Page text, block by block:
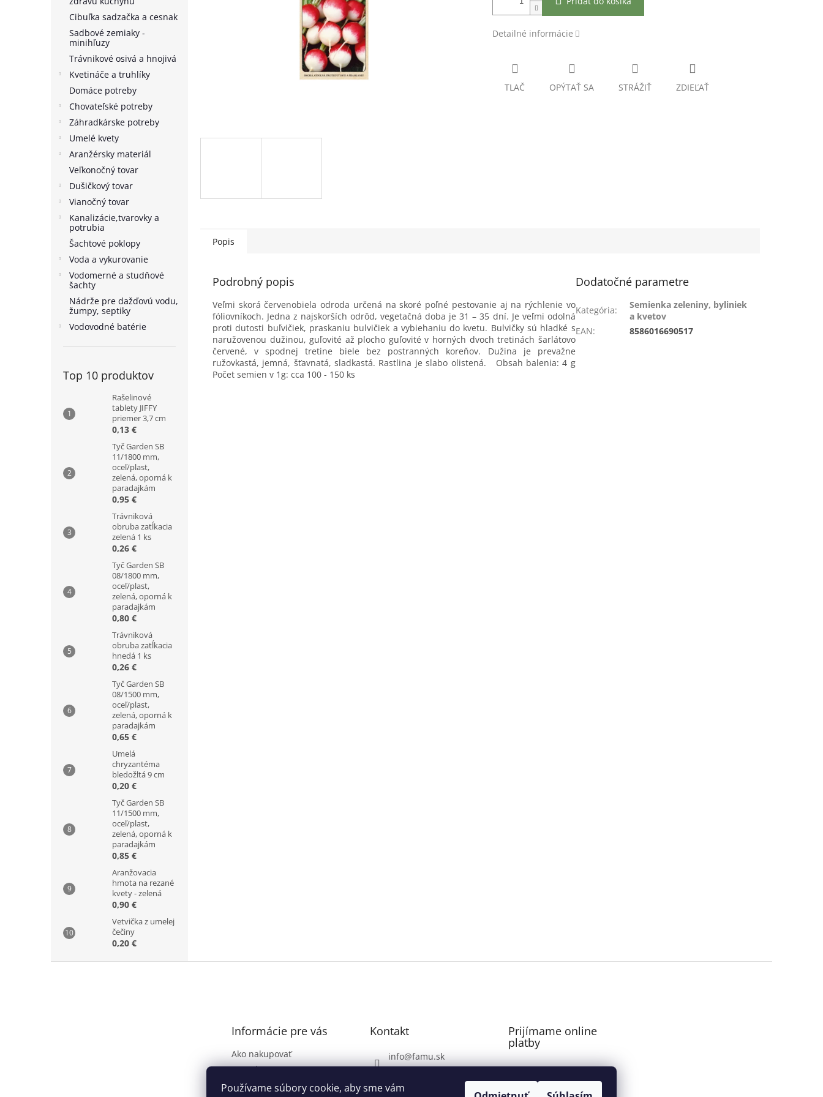
Používame súbory cookie, aby sme vám
Cibuľka sadzačka a cesnak
Sadbové zemiaky -
minihľuzy
Trávnikové osivá a hnojivá
Kvetináče a truhlíky
Domáce potreby
Chovateľské potreby
Záhradkárske potreby
Umelé kvety
Aranžérsky materiál
Veľkonočný tovar
Dušičkový tovar
Vianočný tovar
Kanalizácie,tvarovky a
potrubia
Šachtové poklopy
Voda a vykurovanie
Vodomerné a studňové
šachty
Nádrže pre dažďovú vodu,
žumpy, septiky
Vodovodné batérie
Top 10 produktov
Rašelinové
tablety JIFFY
priemer 3,7 cm
0,13 €
Tyč Garden SB
11/1800 mm,
oceľ/plast,
zelená, oporná k
paradajkám
0,95 €
Trávniková
obruba zatĺkacia
zelená 1 ks
0,26 €
Tyč Garden SB
08/1800 mm,
oceľ/plast,
zelená, oporná k
paradajkám
0,80 €
Trávniková
obruba zatĺkacia
hnedá 1 ks
0,26 €
Tyč Garden SB
08/1500 mm,
oceľ/plast,
zelená, oporná k
paradajkám
0,65 €
Umelá
chryzantéma
bledožltá 9 cm
0,20 €
Tyč Garden SB
11/1500 mm,
oceľ/plast,
zelená, oporná k
paradajkám
0,85 €
Aranžovacia
hmota na rezané
kvety - zelená
0,90 €
Vetvička z umelej
čečiny
0,20 €
Detailné informácie
TLAČ OPÝTAŤ SA STRÁŽIŤ ZDIEĽAŤ
Popis
Podrobný popis
Veľmi skorá červenobiela odroda určená na skoré poľné pestovanie aj na rýchlenie vo
fóliovníkoch. Jedna z najskorších odrôd, vegetačná doba je 31 – 35 dní. Je veľmi odolná
proti dutosti buľvičiek, praskaniu bulvičiek a vybiehaniu do kvetu. Bulvičky sú hladké s
naružovenou dužinou, guľovité až plocho guľovité v horných dvoch tretinách šarlátovo
červené, v spodnej tretine biele bez postranných koreňov. Dužina je prevažne
ružovkastá, jemná, šťavnatá, sladkastá. Rastlina je slabo olistená. Obsah balenia: 4 g
Počet semien v 1g: cca 100 - 150 ks
Dodatočné parametre
Kategória:
Semienka zeleniny, byliniek
a kvetov
EAN: 8586016690517
Informácie pre vás
Ako nakupovať
Kontakt
Dodanie tovaru
Kontakt
info@famu.sk
Voda, Plyn, Poklopy: do
Prijímame online
platby